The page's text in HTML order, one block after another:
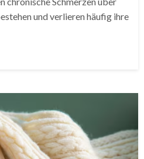
und verlieren häufig ihre